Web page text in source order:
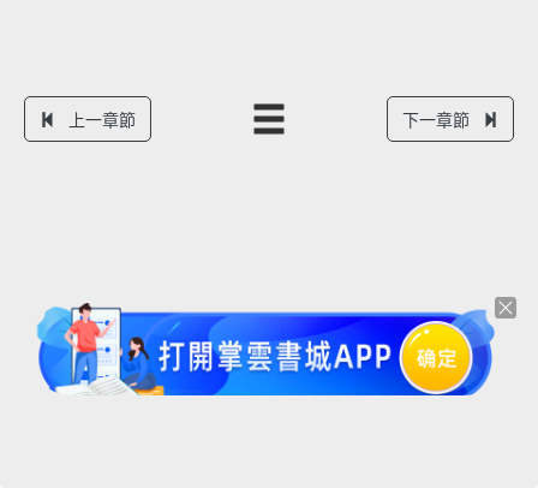
上一章節 下一章節